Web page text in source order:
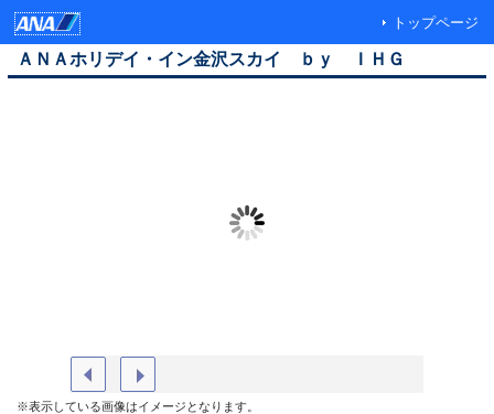
トップページ
ＡＮＡホリデイ・イン金沢スカイ ｂｙ ＩＨＧ
※表示している画像はイメージとなります。